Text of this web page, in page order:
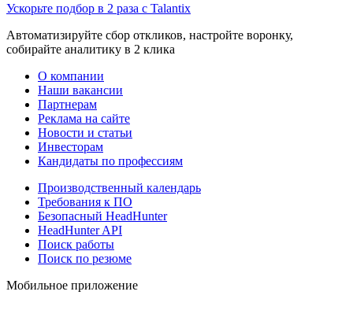
Ускорьте подбор в 2 раза с Talantix
Автоматизируйте сбор откликов, настройте воронку,
собирайте аналитику в 2 клика
О компании
Наши вакансии
Партнерам
Реклама на сайте
Новости и статьи
Инвесторам
Кандидаты по профессиям
Производственный календарь
Требования к ПО
Безопасный HeadHunter
HeadHunter API
Поиск работы
Поиск по резюме
Мобильное приложение